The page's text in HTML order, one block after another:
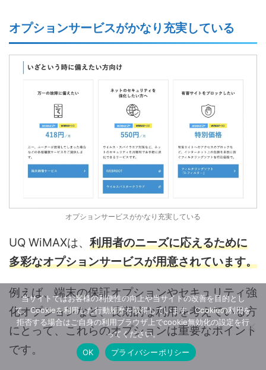
オプションサービスがかなり充実している
オプションサービスがかなり充実している
UQ WiMAXは、 利用者のニーズに応えるために
多彩なオプションサービスが用意されています。
例えば、端末の保証オプションやセキュリティ強
化オプションなど、長期的な利用を考えている方
にとって、これらのオプションは重要なポイント
です。
当サイトではお客様の利便性の向上や当サイトの改善を目的とし
て、Cookieを利用した行動履歴を取得しています。Cookieの利用を
拒否する場合はご自身の利用ブラウザ上でcookie無効化の設定を行
ってください。
OK
プライバシーポリシー